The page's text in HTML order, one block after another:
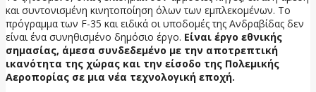
και συντονισμένη κινητοποίηση όλων των εμπλεκομένων. Το
πρόγραμμα των F-35 και ειδικά οι υποδομές της Ανδραβίδας δεν
είναι ένα συνηθισμένο δημόσιο έργο. Είναι έργο εθνικής
σημασίας, άμεσα συνδεδεμένο με την αποτρεπτική
ικανότητα της χώρας και την είσοδο της Πολεμικής
Αεροπορίας σε μια νέα τεχνολογική εποχή.